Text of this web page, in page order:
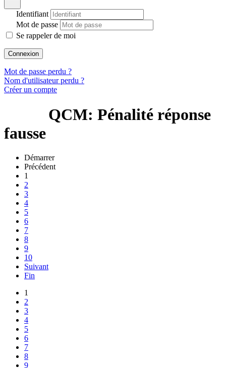
Identifiant
Mot de passe
Se rappeler de moi
Connexion
Mot de passe perdu ?
Nom d'utilisateur perdu ?
Créer un compte
QCM: Pénalité réponse
fausse
Démarrer
Précédent
1
2
3
4
5
6
7
8
9
10
Suivant
Fin
1
2
3
4
5
6
7
8
9